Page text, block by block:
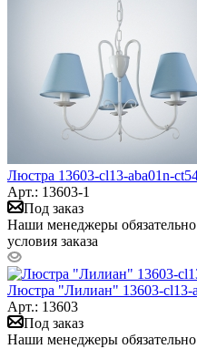
Люстра 13603-cl13-aba01n-
Арт.: 13603-1
Под заказ
Наши менеджеры
условия заказа
Люстра "Лилиан" 13603-cl13-
Арт.: 13603
Под заказ
Наши менеджеры